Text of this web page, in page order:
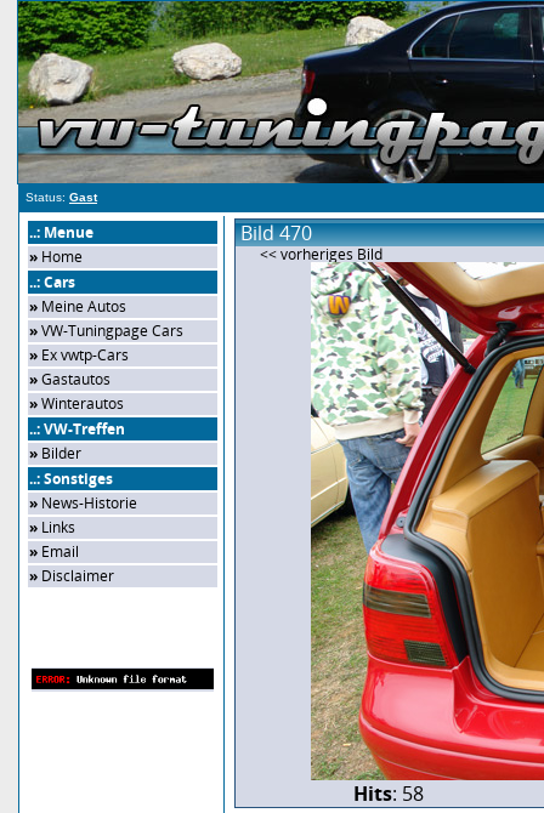
Status: Gast
..: Menue
» Home
..: Cars
» Meine Autos
»VW-Tuningpage Cars
» Ex vwtp-Cars
»Gastautos
»Winterautos
..: VW-Treffen
» Bilder
..: Sonstiges
» News-Historie
» Links
» Email
» Disclaimer
Bild 470
<< vorheriges Bild
Hits: 58